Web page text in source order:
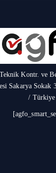
Kontr. ve
Sakarya
/ Türkiye